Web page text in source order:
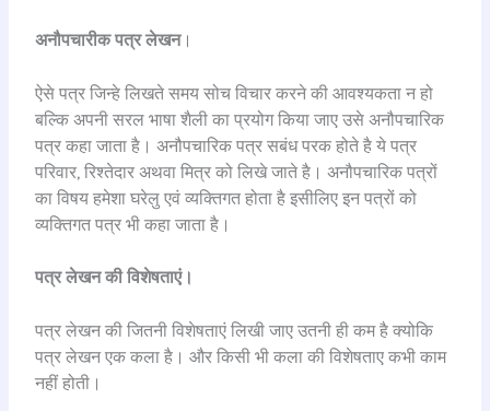
अनौपचारीक पत्र लेखन।
ऐसे पत्र जिन्हे लिखते समय सोच विचार करने की आवश्यकता न हो
बल्कि अपनी सरल भाषा शैली का प्रयोग किया जाए उसे अनौपचारिक
पत्र कहा जाता है। अनौपचारिक पत्र सबंध परक होते है ये पत्र
परिवार, रिश्तेदार अथवा मित्र को लिखे जाते है। अनौपचारिक पत्रों
का विषय हमेशा घरेलु एवं व्यक्तिगत होता है इसीलिए इन पत्रों को
व्यक्तिगत पत्र भी कहा जाता है।
पत्र लेखन की विशेषताएं।
पत्र लेखन की जितनी विशेषताएं लिखी जाए उतनी ही कम है क्योकि
पत्र लेखन एक कला है। और किसी भी कला की विशेषताए कभी काम
नहीं होती।